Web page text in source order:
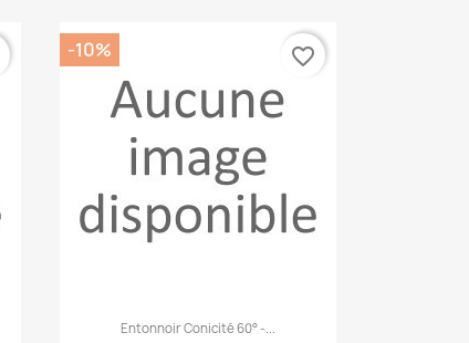
Aperçu rapide
Entonnoir Conicité 60° -...
-10% favorite_border